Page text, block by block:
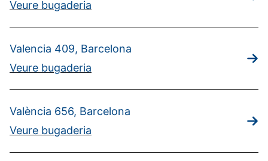
Veure bugaderia
Valencia 409, Barcelona
Veure bugaderia
València 656, Barcelona
Veure bugaderia